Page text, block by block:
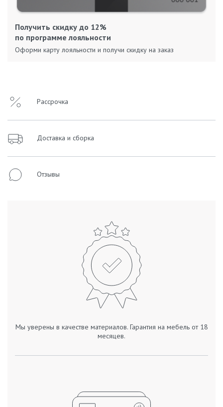
Получить скидку до 12%
по программе лояльности
Оформи карту лояльности и получи скидку на заказ
Рассрочка
Доставка и сборка
Отзывы
Мы уверены в качестве материалов. Гарантия на мебель от 18
месяцев.